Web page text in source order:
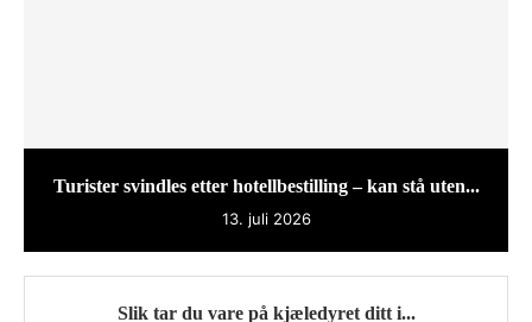
Turister svindles etter hotellbestilling – kan stå uten...
13. juli 2026
Slik tar du vare på kjæledyret ditt i...